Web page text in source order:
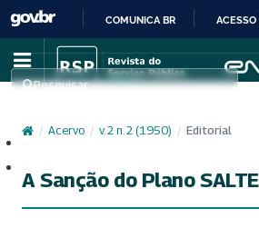
IR
PARA
CONTEÚDO
COMUNICA BR
Pesquisar
/ Acervo / v. 2 n. 2 (1950) / Editorial
A Sanção do Plano SALTE